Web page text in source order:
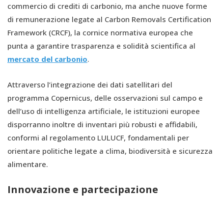
commercio di crediti di carbonio, ma anche nuove forme
di remunerazione legate al Carbon Removals Certification
Framework (CRCF), la cornice normativa europea che
punta a garantire trasparenza e solidità scientifica al
mercato del carbonio.
Attraverso l’integrazione dei dati satellitari del
programma Copernicus, delle osservazioni sul campo e
dell’uso di intelligenza artificiale, le istituzioni europee
disporranno inoltre di inventari più robusti e affidabili,
conformi al regolamento LULUCF, fondamentali per
orientare politiche legate a clima, biodiversità e sicurezza
alimentare.
Innovazione e partecipazione